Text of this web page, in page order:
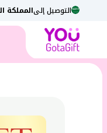
التوصيل إلىالمملكة